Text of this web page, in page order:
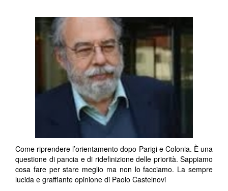
Come riprendere l’orientamento dopo Parigi e Colonia. È una
questione di pancia e di ridefinizione delle priorità. Sappiamo
cosa fare per stare meglio ma non lo facciamo. La sempre
lucida e graffiante opinione di Paolo Castelnovi